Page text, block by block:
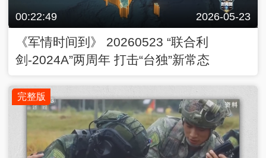
00:22:49 2026-05-23
《军情时间到》 20260523 “联合利
剑-2024A”两周年 打击“台独”新常态
完整版